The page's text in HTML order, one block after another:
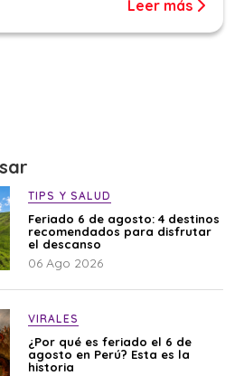
Leer más
TIPS Y SALUD
Feriado 6 de agosto: 4 destinos
recomendados para disfrutar
el descanso
06 Ago 2026
VIRALES
¿Por qué es feriado el 6 de
agosto en Perú? Esta es la
historia